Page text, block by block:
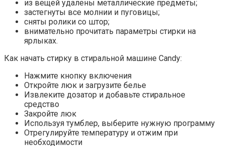
из вещей удалены металлические предметы;
застегнуты все молнии и пуговицы;
сняты ролики со штор;
внимательно прочитать параметры стирки на
ярлыках.
Как начать стирку в стиральной машине Candy:
Нажмите кнопку включения
Откройте люк и загрузите белье
Извлеките дозатор и добавьте стиральное
средство
Закройте люк
Используя тумблер, выберите нужную программу
Отрегулируйте температуру и отжим при
необходимости